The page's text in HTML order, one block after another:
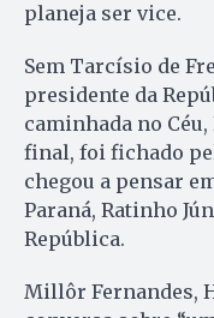
planeja ser vice.
Sem Tarcísio de
presidente da
caminhada no
final, foi fichado
chegou a pensar
Paraná, Ratinho
República.
Millôr Fernandes,